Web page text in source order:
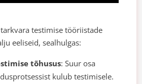
testimise tööriistade
eeliseid, sealhulgas:
tõhusus: Suur osa
kulub testimisele.